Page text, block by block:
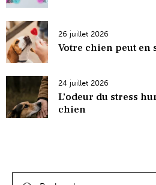
26 juillet 2026
Votre chien peut en
24 juillet 2026
L’odeur du stress
chien